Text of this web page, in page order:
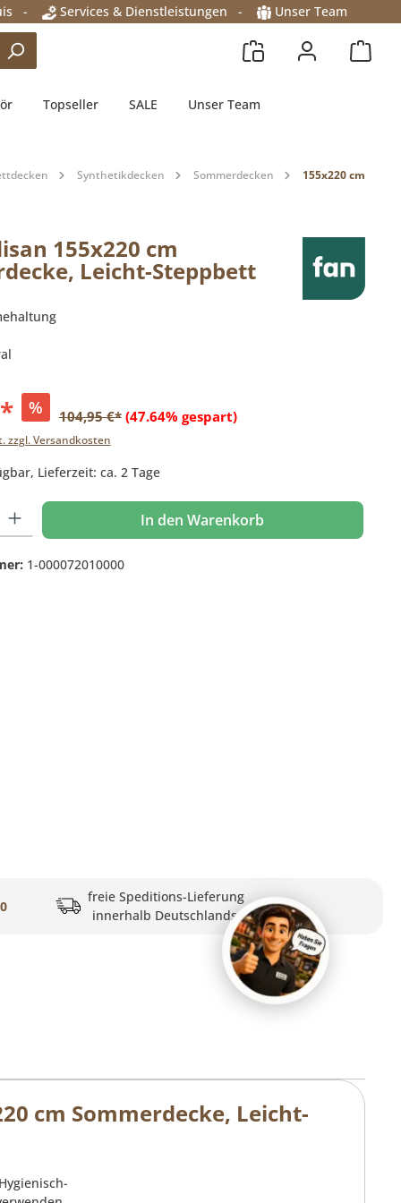
- Services & Dienstleistungen - Unser Team
Topseller SALE Unser Team
Synthetikdecken Sommerdecken 155x220 cm
155x220 cm
Leicht-Steppbett
% 104,95 €* (47.64% gespart)
zzgl. Versandkosten
Lieferzeit: ca. 2 Tage
den gewünschten Wert ein oder benutze die Schaltflächen um die
In den Warenkorb
1-000072010000
freie Speditions-Lieferung
innerhalb Deutschlands
cm Sommerdecke, Leicht-